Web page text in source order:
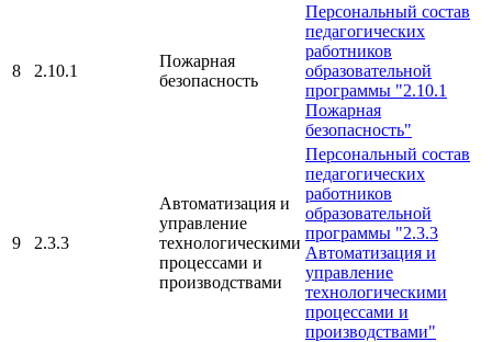
8 2.10.1
Пожарная
безопасность
Персональный состав
педагогических
работников
образовательной
программы "2.10.1
Пожарная
безопасность"
9 2.3.3
Автоматизация и
управление
технологическими
процессами и
производствами
Персональный состав
педагогических
работников
образовательной
программы "2.3.3
Автоматизация и
управление
технологическими
процессами и
производствами"